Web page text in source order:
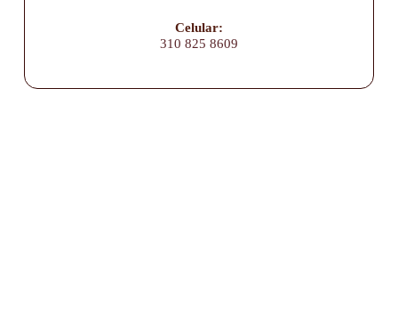
Celular:
310 825 8609